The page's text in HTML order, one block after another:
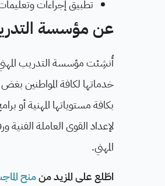
تطبيق إجراءات
عن مؤسسة
خدماتها لكافة المواطنين
بكافة مستوياتها المهنية أو
لإعداد القوى العاملة
المهني.
اطّلع على المزيد منمنح